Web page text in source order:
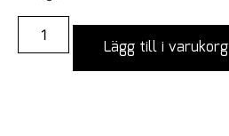
Lägg till i varukorg